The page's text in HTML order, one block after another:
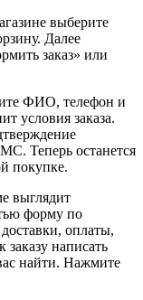
выберите
Далее
заказ» или
ФИО, телефон и
условия заказа.
Теперь останется
покупке.
выглядит
форму по
оплаты,
написать
найти. Нажмите